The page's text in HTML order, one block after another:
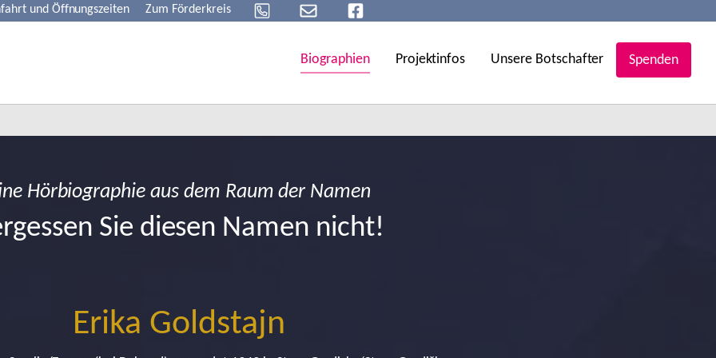
und Öffnungszeiten Zum Förderkreis
Biographien Projektinfos Unsere Botschafter Spenden
Hörbiographie aus dem Raum der Namen
Sie diesen Namen nicht!
Erika Goldstajn